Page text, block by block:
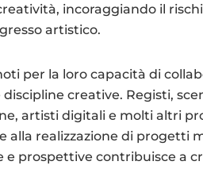
incoraggiando il
artistico.
per la loro capacità di
creative. Registi,
artisti digitali e molti altri
alla realizzazione di progetti
e prospettive contribuisce a